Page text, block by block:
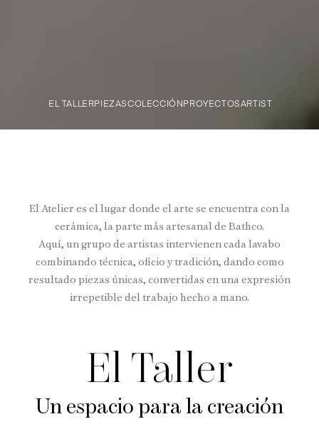
EL TALLERPIEZASCOLECCIÓNPROYECTOSARTISTAS
El Atelier es el lugar donde el arte se encuentra con la
cerámica, la parte más artesanal de Bathco.
Aquí, un grupo de artistas intervienen cada lavabo
combinando técnica, oficio y tradición, dando como
resultado piezas únicas, convertidas en una expresión
irrepetible del trabajo hecho a mano.
El Taller
Un espacio para la creación